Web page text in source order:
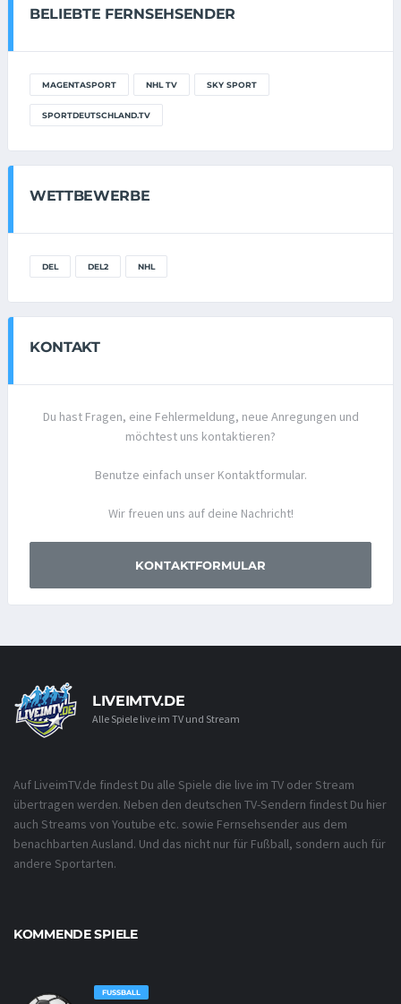
BELIEBTE FERNSEHSENDER
MAGENTASPORT NHL TV SKY SPORT
SPORTDEUTSCHLAND.TV
WETTBEWERBE
DEL DEL2 NHL
KONTAKT
Du hast Fragen, eine Fehlermeldung, neue Anregungen und
möchtest uns kontaktieren?
Benutze einfach unser Kontaktformular.
Wir freuen uns auf deine Nachricht!
KONTAKTFORMULAR
LIVEIMTV.DE
Alle Spiele live im TV und Stream
Auf LiveimTV.de findest Du alle Spiele die live im TV oder Stream
übertragen werden. Neben den deutschen TV-Sendern findest Du hier
auch Streams von Youtube etc. sowie Fernsehsender aus dem
benachbarten Ausland. Und das nicht nur für Fußball, sondern auch für
andere Sportarten.
KOMMENDE SPIELE
FUSSBALL